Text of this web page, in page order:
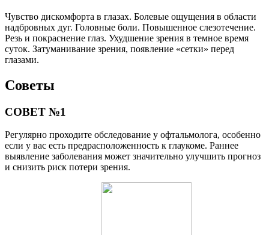
Чувство дискомфорта в глазах. Болевые ощущения в области
надбровных дуг. Головные боли. Повышенное слезотечение.
Резь и покраснение глаз. Ухудшение зрения в темное время
суток. Затуманивание зрения, появление «сетки» перед
глазами.
Советы
СОВЕТ №1
Регулярно проходите обследование у офтальмолога, особенно
если у вас есть предрасположенность к глаукоме. Раннее
выявление заболевания может значительно улучшить прогноз
и снизить риск потери зрения.